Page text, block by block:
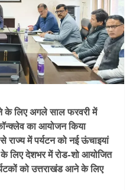
के लिए अगले साल फरवरी में
का आयोजन किया
राज्य में पर्यटन को नई ऊंचाइयां
लिए देशभर में रोड-शो आयोजित
को उत्तराखंड आने के लिए